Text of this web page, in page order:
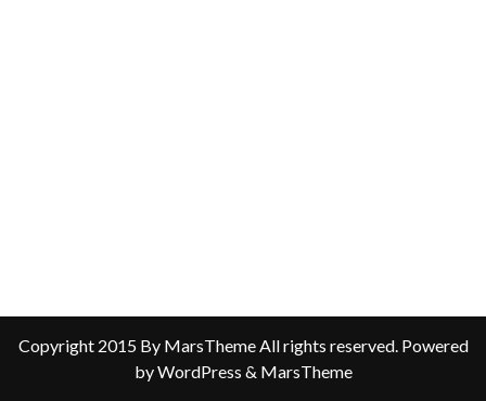
Copyright 2015 By MarsTheme All rights reserved. Powered
by WordPress & MarsTheme